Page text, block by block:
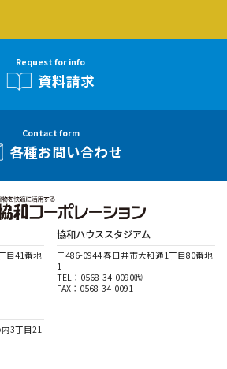
Request for info
資料請求
Contact form
各種お問い合わせ
目41番地
協和ハウススタジアム
〒486-0944 春日井市大和通1丁目80番地
1
TEL：0568-34-0090㈹
FAX：0568-34-0091
3丁目21